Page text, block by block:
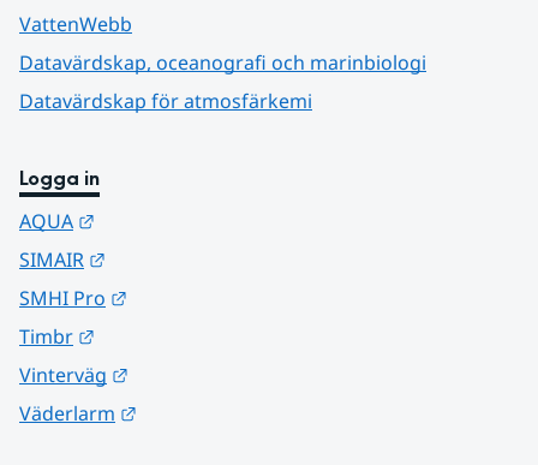
VattenWebb
Datavärdskap, oceanografi och marinbiologi
Datavärdskap för atmosfärkemi
Logga in
AQUA
SIMAIR
SMHI Pro
Timbr
Vinterväg
Väderlarm